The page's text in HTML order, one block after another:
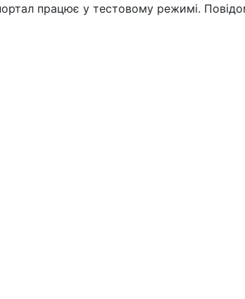
працює у тестовому режимі.